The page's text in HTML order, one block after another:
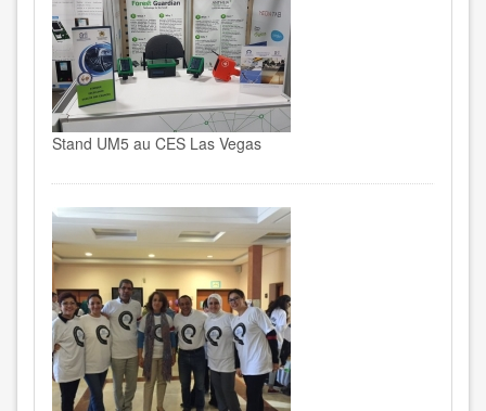
Stand UM5 au CES Las Vegas